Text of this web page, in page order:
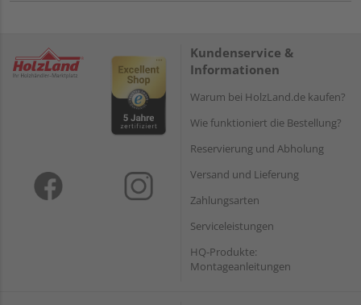
Kundenservice &
Informationen
Warum bei HolzLand.de kaufen?
Wie funktioniert die Bestellung?
Reservierung und Abholung
Versand und Lieferung
Zahlungsarten
Serviceleistungen
HQ-Produkte:
Montageanleitungen